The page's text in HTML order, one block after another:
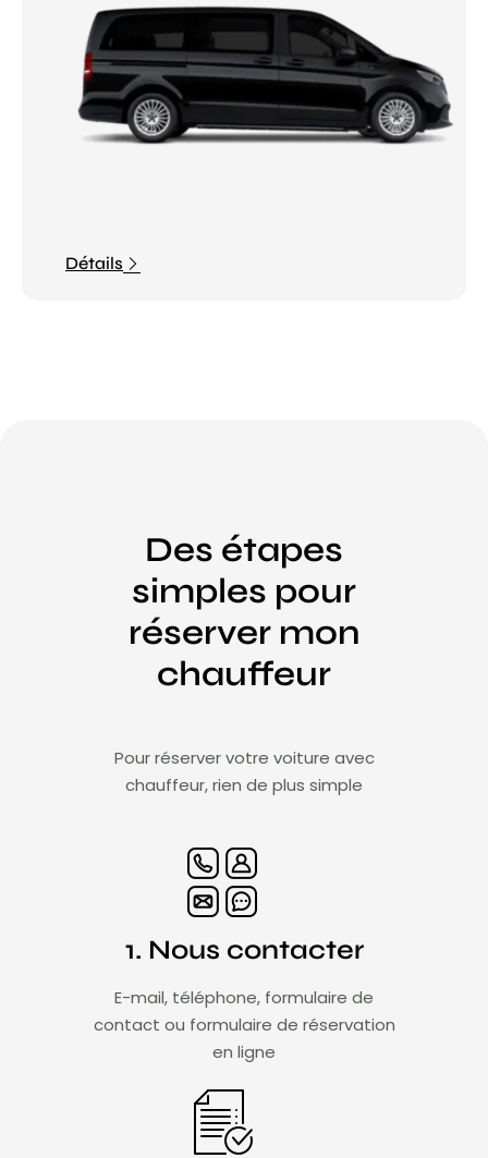
Détails
Des étapes
simples pour
réserver mon
chauffeur
Pour réserver votre voiture avec
chauffeur, rien de plus simple
1. Nous contacter
E-mail, téléphone, formulaire de
contact ou formulaire de réservation
en ligne